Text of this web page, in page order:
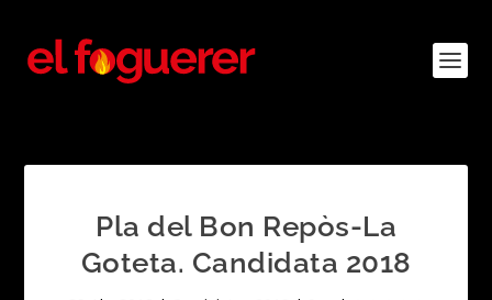
Pla del Bon Repòs-La
Goteta. Candidata 2018